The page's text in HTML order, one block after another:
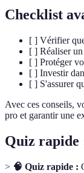
Checklist
[ ] Vérifier
[ ] Réaliser
[ ] Protéger
[ ] Investir
[ ] S'assurer
Avec ces conseils,
pro et garantir une
Quiz rapide
> 🧠 Quiz rapide :